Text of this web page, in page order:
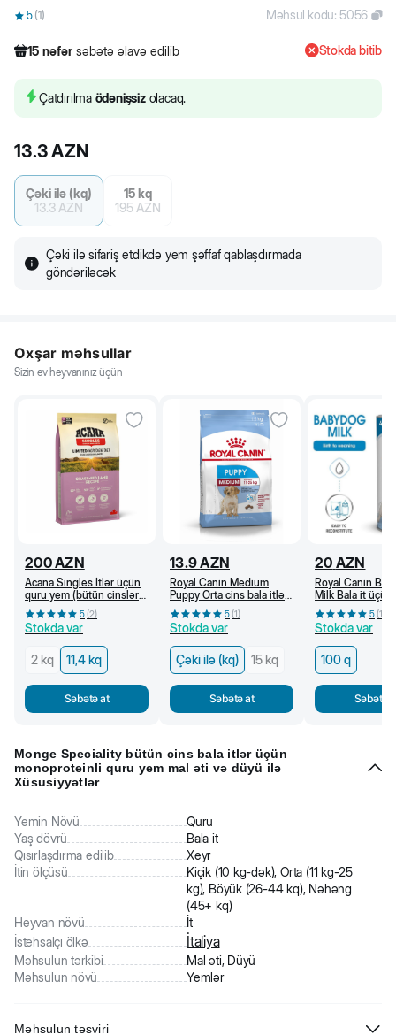
5 (1) Məhsul kodu:5056
15 nəfər səbətə əlavə edilib
45 nəfər məhsulu alıb
Stokda bitib
Çatdırılma ödənişsizolacaq.
13.3AZN
Çəki ilə (kq)
13.3 AZN
15 kq
195 AZN
Çəki ilə sifariş etdikdə yem şəffaf qablaşdırmada
göndəriləcək
Oxşar məhsullar
Sizin ev heyvanınız üçün
200AZN
Acana Singles İtlər üçün
quru yem (bütün cinslər
və həyat dövrləri üçün)
5(2)
Stokda var
2 kq 11,4 kq
Səbətə at
13.9AZN
Royal Canin Medium
Puppy Orta cins bala itlər
üçün quru yem (kq)
5(1)
Stokda var
Çəki ilə (kq) 15 kq
Səbətə at
20 AZN
Royal Canin
Milk Bala it üçün
süd, 100 q 5(1
Stokda var
100 q
Səbətə
Monge Speciality bütün cins bala itlər üçün
monoproteinli quru yem mal əti və düyü ilə
Xüsusiyyətlər
Yemin Növü
Quru
Yaş dövrü
Bala it
Qısırlaşdırma edilib
Xeyr
İtin ölçüsü
Kiçik (10 kg-dək), Orta (11 kg-25
kg), Böyük (26-44 kq), Nəhəng
(45+ kq)
Heyvan növü
İt
İstehsalçı ölkə
İtaliya
Məhsulun tərkibi
Mal əti, Düyü
Məhsulun növü
Yemlər
Məhsulun təsviri